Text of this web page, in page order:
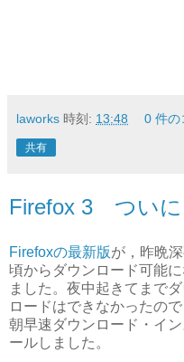
laworks 時刻: 13:48 0 件の
共有
Firefox 3 ついに
Firefoxの最新版が，昨晩
頃からダウンロード可能に
ました。夜中起きてまで
ロードはできなかったの
朝早速ダウンロード・イン
ールしました。